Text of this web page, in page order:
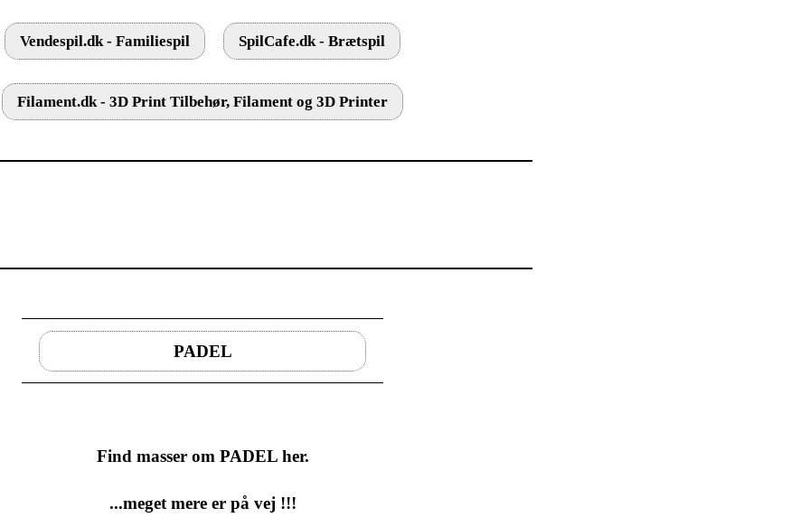
Vendespil.dk - Familiespil SpilCafe.dk - Brætspil
Filament.dk - 3D Print Tilbehør, Filament og 3D Printer
PADEL
Find masser om PADEL her.
...meget mere er på vej !!!